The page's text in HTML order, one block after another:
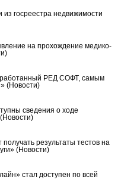
из госреестра недвижимости
на прохождение медико-
РЕД СОФТ, самым
(Новости)
сведения о ходе
(Новости)
результаты тестов на
(Новости)
стал доступен по всей